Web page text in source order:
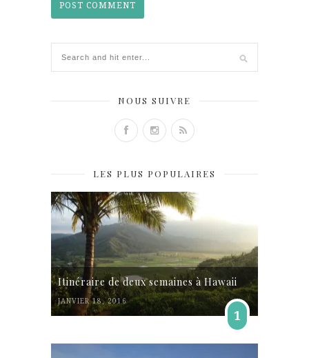
NOUS SUIVRE
LES PLUS POPULAIRES
Itinéraire de deux semaines à Hawaii
JANVIER 18, 2016
1